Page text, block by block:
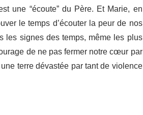
une “écoute” du Père. Et Marie, en
le temps d’écouter la peur de nos
les signes des temps, même les plus
de ne pas fermer notre cœur par
terre dévastée par tant de violence